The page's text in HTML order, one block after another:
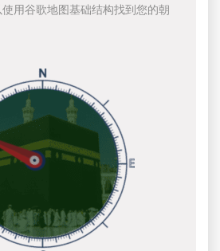
用谷歌地图基础结构找到您的朝